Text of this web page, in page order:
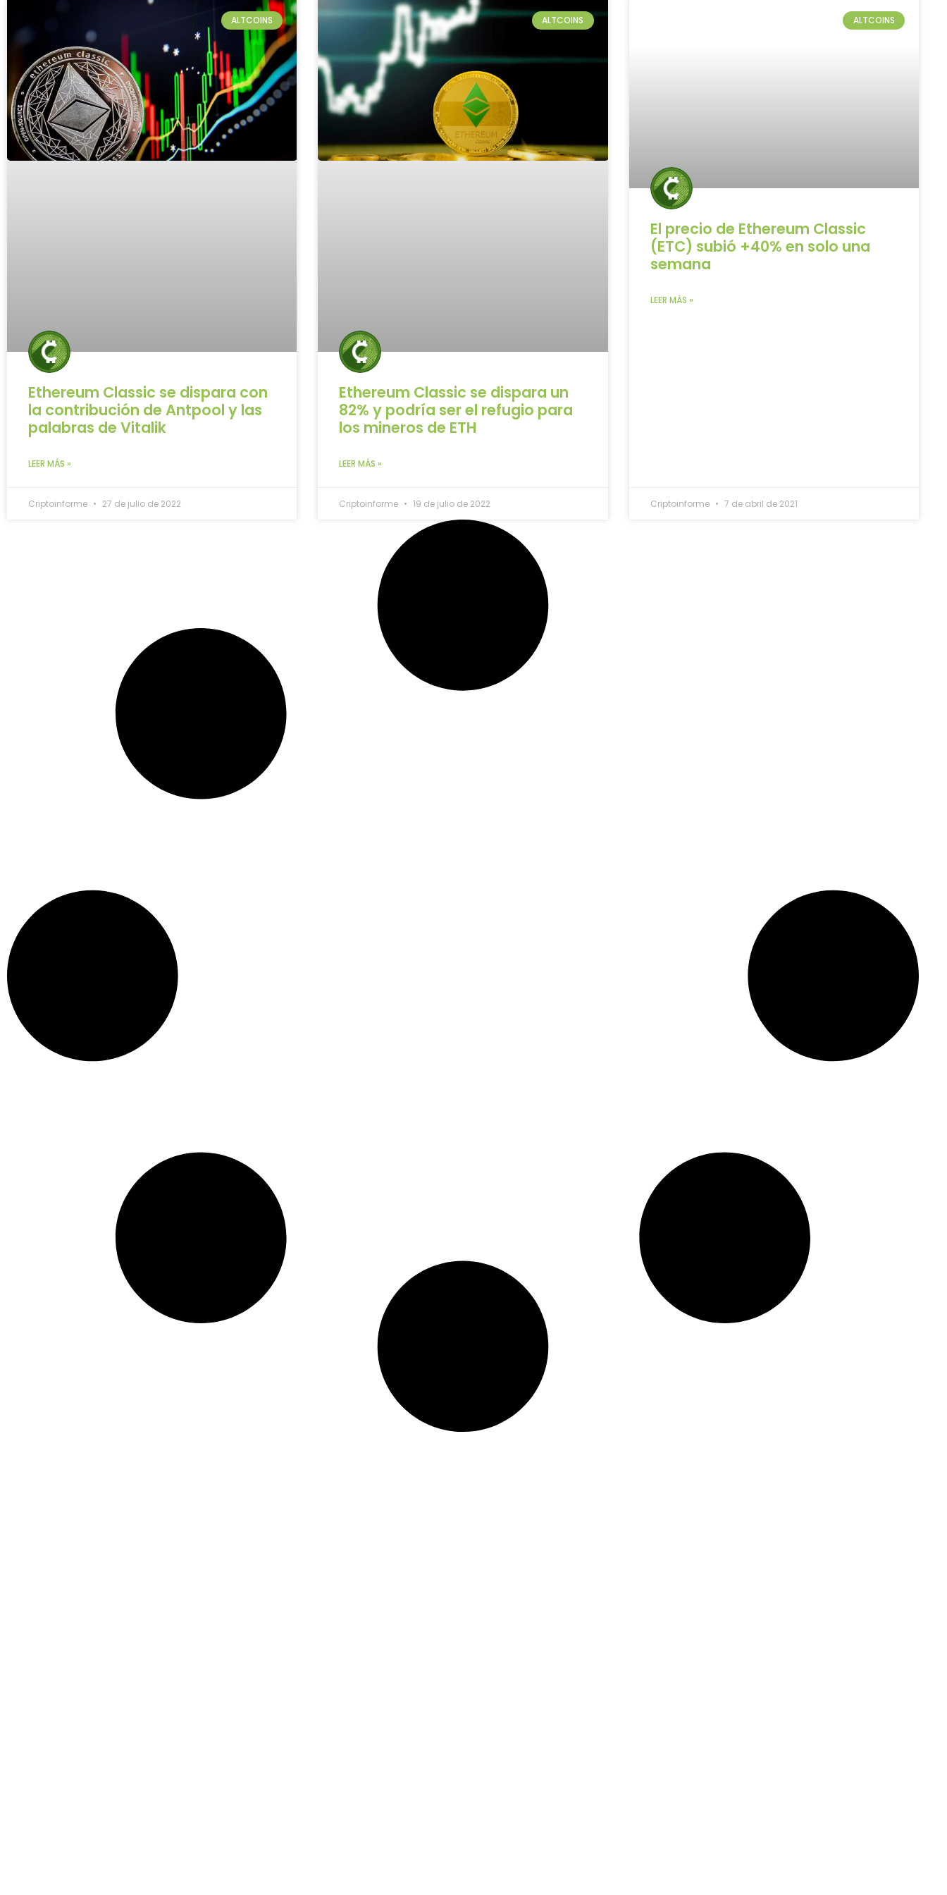
ALTCOINS
Ethereum Classic se dispara con
la contribución de Antpool y las
palabras de Vitalik
LEER MÁS »
Criptoinforme 27 de julio de 2022
ALTCOINS
Ethereum Classic se dispara un
82% y podría ser el refugio para
los mineros de ETH
LEER MÁS »
Criptoinforme 19 de julio de 2022
ALTCOINS
El precio de Ethereum Classic
(ETC) subió +40% en solo una
semana
LEER MÁS »
Criptoinforme 7 de abril de 2021